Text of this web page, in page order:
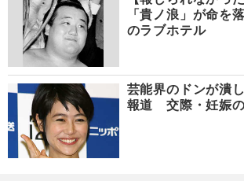
「貴ノ浪」が命を
のラブホテル
芸能界のドンが潰
報道 交際・妊娠